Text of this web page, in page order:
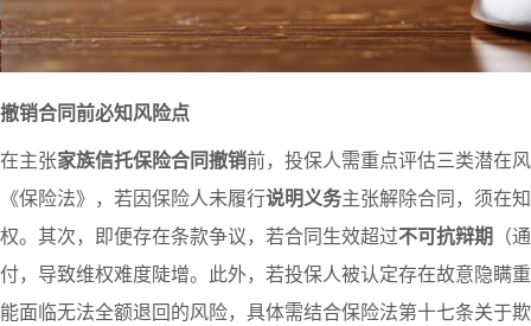
撤销合同前必知风险点
在主张家族信托保险合同撤销前，投保人需重点评估三类潜在
《保险法》，若因保险人未履行说明义务主张解除合同，须在
权。其次，即便存在条款争议，若合同生效超过不可抗辩期 （
付，导致维权难度陡增。此外，若投保人被认定存在故意隐瞒
能面临无法全额退回的风险，具体需结合保险法第十七条关于